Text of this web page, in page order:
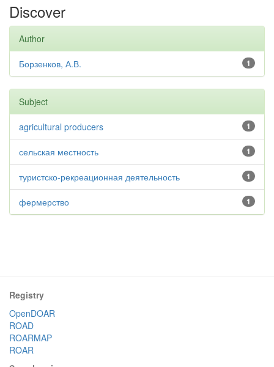
Discover
Author
1
Борзенков, А.В.
Subject
1
agricultural producers
1
сельская местность
1
туристско-рекреационная деятельность
1
фермерство
Registry
OpenDOAR
ROAD
ROARMAP
ROAR